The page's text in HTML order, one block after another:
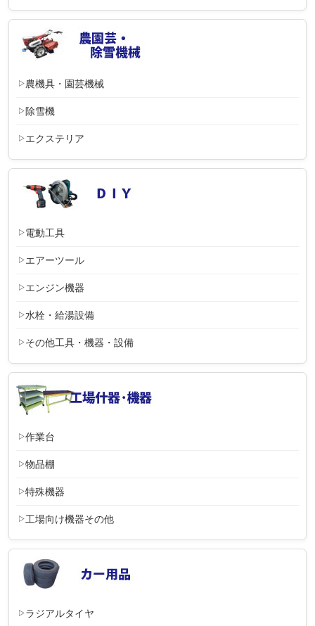
農機具・園芸機械
除雪機
エクステリア
電動工具
エアーツール
エンジン機器
水栓・給湯設備
その他工具・機器・設備
作業台
物品棚
特殊機器
工場向け機器その他
ラジアルタイヤ